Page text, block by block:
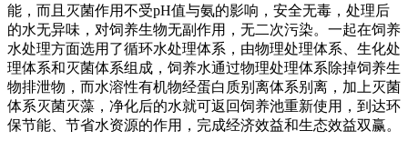
能，而且灭菌作用不受pH值与氨的影响，安全无毒，处理后
的水无异味，对饲养生物无副作用，无二次污染。一起在饲养
水处理方面选用了循环水处理体系，由物理处理体系、生化处
理体系和灭菌体系组成，饲养水通过物理处理体系除掉饲养生
物排泄物，而水溶性有机物经蛋白质别离体系别离，加上灭菌
体系灭菌灭藻，净化后的水就可返回饲养池重新使用，到达环
保节能、节省水资源的作用，完成经济效益和生态效益双赢。